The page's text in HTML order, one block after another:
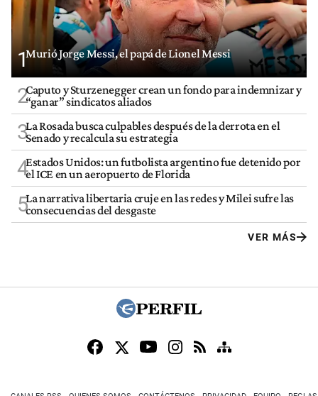
1Murió Jorge Messi, el papá de Lionel Messi
2Caputo y Sturzenegger crean un fondo para indemnizar y
“ganar” sindicatos aliados
3La Rosada busca culpables después de la derrota en el
Senado y recalcula su estrategia
4Estados Unidos: un futbolista argentino fue detenido por
el ICE en un aeropuerto de Florida
5La narrativa libertaria cruje en las redes y Milei sufre las
consecuencias del desgaste
VER MÁS